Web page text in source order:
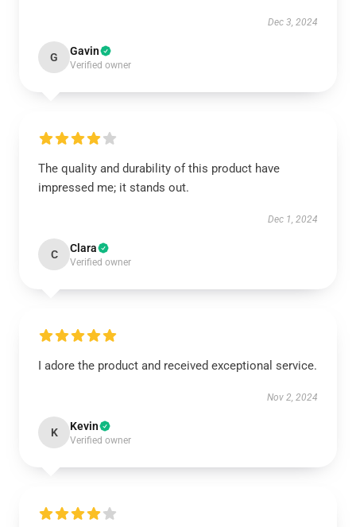
Dec 3, 2024
G Gavin
Verified owner
The quality and durability of this product have
impressed me; it stands out.
Dec 1, 2024
C Clara
Verified owner
I adore the product and received exceptional service.
Nov 2, 2024
K Kevin
Verified owner